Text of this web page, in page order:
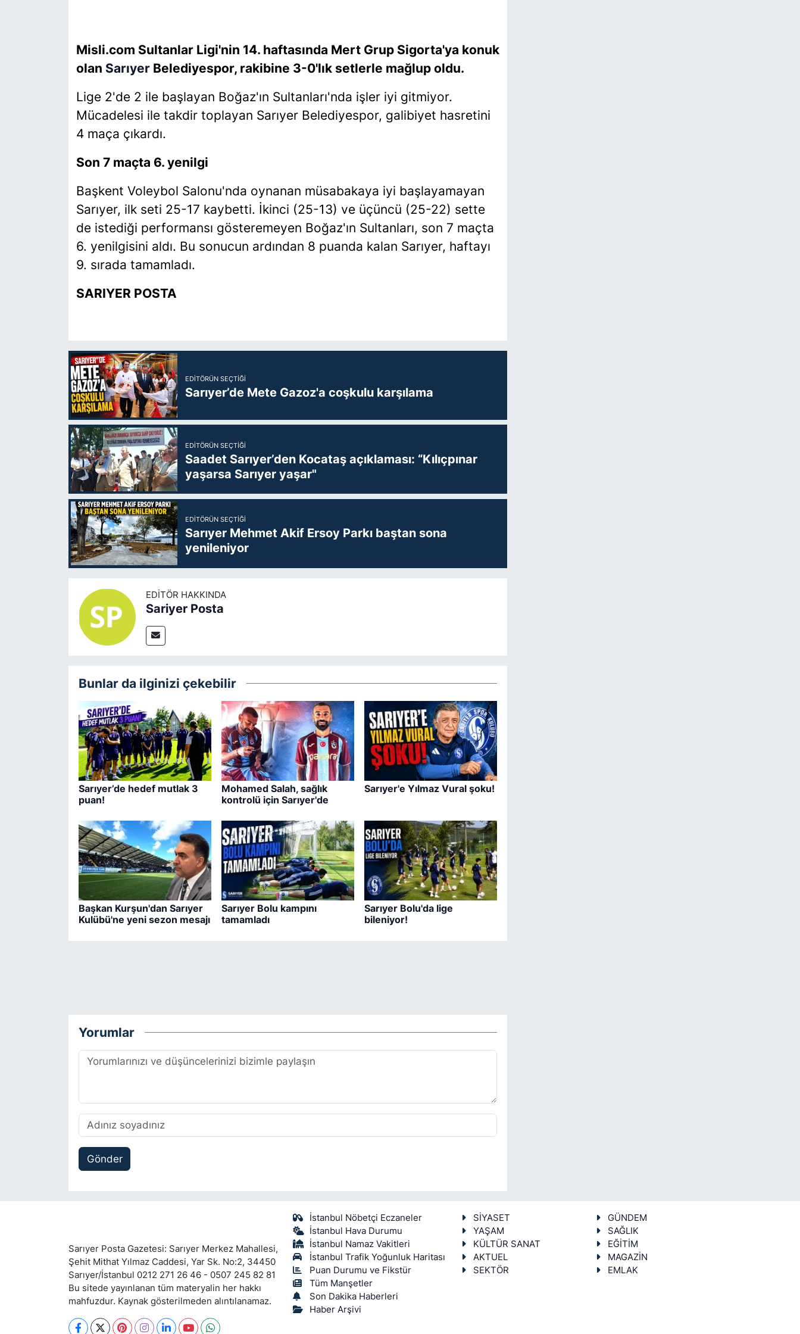
Misli.com Sultanlar Ligi'nin 14. haftasında Mert Grup Sigorta'ya konuk
olan SarıyerBelediyespor, rakibine 3-0'lık setlerle mağlup oldu.
Lige 2'de 2 ile başlayan Boğaz'ın Sultanları'nda işler iyi gitmiyor.
Mücadelesi ile takdir toplayan Sarıyer Belediyespor, galibiyet hasretini
4 maça çıkardı.
Son 7 maçta 6. yenilgi
Başkent Voleybol Salonu'nda oynanan müsabakaya iyi başlayamayan
Sarıyer, ilk seti 25-17 kaybetti. İkinci (25-13) ve üçüncü (25-22) sette
de istediği performansı gösteremeyen Boğaz'ın Sultanları, son 7 maçta
6. yenilgisini aldı. Bu sonucun ardından 8 puanda kalan Sarıyer, haftayı
9. sırada tamamladı.
SARIYER POSTA
EDITÖRÜN SEÇTIĞI
Sarıyer’de Mete Gazoz'a coşkulu karşılama
EDITÖRÜN SEÇTIĞI
Saadet Sarıyer’den Kocataş açıklaması: “Kılıçpınar
yaşarsa Sarıyer yaşar"
EDITÖRÜN SEÇTIĞI
Sarıyer Mehmet Akif Ersoy Parkı baştan sona
yenileniyor
EDITÖR HAKKINDA
Sariyer Posta
Bunlar da ilginizi çekebilir
Sarıyer’de hedef mutlak 3
puan!
Mohamed Salah, sağlık
kontrolü için Sarıyer'de
Sarıyer'e Yılmaz Vural şoku!
Başkan Kurşun'dan Sarıyer
Kulübü'ne yeni sezon mesajı
Sarıyer Bolu kampını
tamamladı
Sarıyer Bolu'da lige
bileniyor!
Yorumlar
Gönder
Sarıyer Posta Gazetesi: Sarıyer Merkez Mahallesi,
Şehit Mithat Yılmaz Caddesi, Yar Sk. No:2, 34450
Sarıyer/İstanbul 0212 271 26 46 - 0507 245 82 81
Bu sitede yayınlanan tüm materyalin her hakkı
mahfuzdur. Kaynak gösterilmeden alıntılanamaz.
İstanbul Nöbetçi Eczaneler
İstanbul Hava Durumu
İstanbul Namaz Vakitleri
İstanbul Trafik Yoğunluk Haritası
Puan Durumu ve Fikstür
Tüm Manşetler
Son Dakika Haberleri
Haber Arşivi
SİYASET
GÜNDEM
YAŞAM
SAĞLIK
KÜLTÜR SANAT
EĞİTİM
AKTUEL
MAGAZİN
SEKTÖR
EMLAK
SON DAKİKA HABERİ
TEKNOLOJİ